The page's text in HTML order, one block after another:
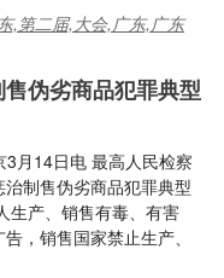
,第二届,大会,广东,广东
伪劣商品犯罪典型
月14日电 最高人民检察
制售伪劣商品犯罪典型
生产、销售有毒、有害
，销售国家禁止生产、